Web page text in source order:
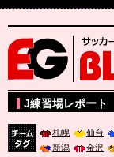
サッカー専門新聞
J練習場レポート
札幌 仙台
新潟
金沢